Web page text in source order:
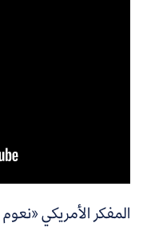
المفكر الأمريكي